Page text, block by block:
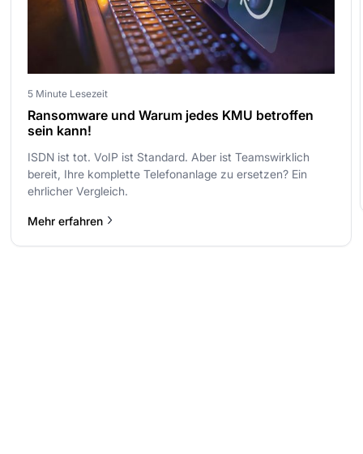
5 Minute Lesezeit
Ransomware und Warum jedes KMU betroffen
sein kann!
ISDN ist tot. VoIP ist Standard. Aber ist Teamswirklich
bereit, Ihre komplette Telefonanlage zu ersetzen? Ein
ehrlicher Vergleich.
Mehr erfahren